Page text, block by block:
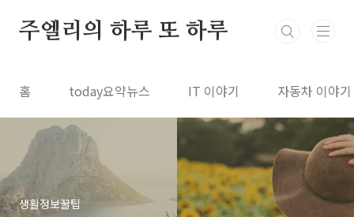
주엘리의 하루 또 하루
홈 today요약뉴스 IT 이야기 자동차 이야기
생활정보꿀팁